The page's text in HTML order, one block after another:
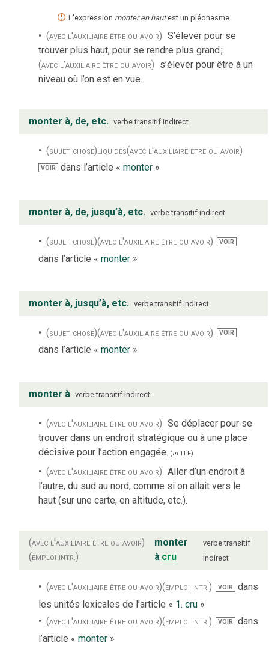
L'expression monter en haut est un pléonasme.
(avec l'auxiliaire être ou avoir) S’élever pour se
trouver plus haut, pour se rendre plus grand;
(avec l’auxiliaire être ou avoir) s’élever pour être à un
niveau où l’on est en vue.
monter à, de, etc. verbe transitif indirect
(sujet chose)liquides(avec l'auxiliaire être ou avoir)
VOIR dans l’article «monter »
monter à, de, jusqu’à, etc. verbe transitif indirect
(sujet chose)(avec l'auxiliaire être ou avoir) VOIR
dans l’article « monter »
monter à, jusqu’à, etc. verbe transitif indirect
(sujet chose)(avec l'auxiliaire être ou avoir) VOIR
dans l’article « monter »
monter à verbe transitif indirect
(avec l'auxiliaire être ou avoir) Se déplacer pour se
trouver dans un endroit stratégique ou à une place
décisive pour l’action engagée. (inTLF)
(avec l'auxiliaire être ou avoir) Aller d’un endroit à
l’autre, du sud au nord, comme si on allait vers le
haut (sur une carte, en altitude, etc.).
(avec l'auxiliaire être ou avoir)
(emploi intr.)
monter
à cru
verbe transitif
indirect
(avec l'auxiliaire être ou avoir)(emploi intr.) VOIR
dans
les unités lexicales de l’article « 1. cru »
(avec l'auxiliaire être ou avoir)(emploi intr.) VOIR dans
l’article « monter »